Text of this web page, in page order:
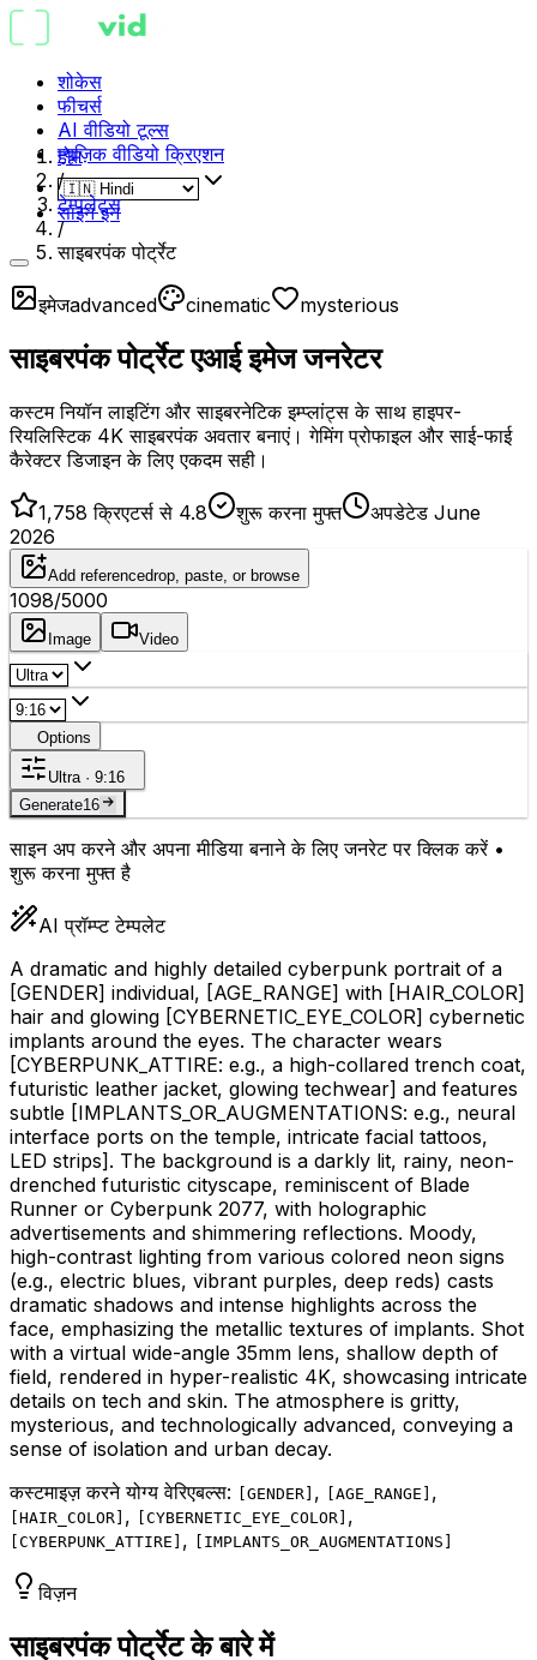
शोकेस
फीचर्स
AI वीडियो टूल्स
म्यूज़िक वीडियो क्रिएशन
साइन इन
होम
/
टेम्पलेट्स
/
साइबरपंक पोर्ट्रेट
इमेजadvanced cinematic mysterious
साइबरपंक पोर्ट्रेट एआई इमेज जनरेटर
कस्टम नियॉन लाइटिंग और साइबरनेटिक इम्प्लांट्स के साथ हाइपर-
रियलिस्टिक 4K साइबरपंक अवतार बनाएं। गेमिंग प्रोफाइल और साई-फाई
कैरेक्टर डिजाइन के लिए एकदम सही।
1,758 क्रिएटर्स से 4.8 शुरू करना मुफ्त
अपडेटेड June
2026
Add referencedrop, paste, or browse
1098/5000
Image Video
Options
Ultra · 9:16
Generate16
साइन अप करने और अपना मीडिया बनाने के लिए जनरेट पर क्लिक करें •
शुरू करना मुफ्त है
AI प्रॉम्प्ट टेम्पलेट
A dramatic and highly detailed cyberpunk portrait of a
[GENDER] individual, [AGE_RANGE] with [HAIR_COLOR]
hair and glowing [CYBERNETIC_EYE_COLOR] cybernetic
implants around the eyes. The character wears
[CYBERPUNK_ATTIRE: e.g., a high-collared trench coat,
futuristic leather jacket, glowing techwear] and features
subtle [IMPLANTS_OR_AUGMENTATIONS: e.g., neural
interface ports on the temple, intricate facial tattoos,
LED strips]. The background is a darkly lit, rainy, neon-
drenched futuristic cityscape, reminiscent of Blade
Runner or Cyberpunk 2077, with holographic
advertisements and shimmering reflections. Moody,
high-contrast lighting from various colored neon signs
(e.g., electric blues, vibrant purples, deep reds) casts
dramatic shadows and intense highlights across the
face, emphasizing the metallic textures of implants. Shot
with a virtual wide-angle 35mm lens, shallow depth of
field, rendered in hyper-realistic 4K, showcasing intricate
details on tech and skin. The atmosphere is gritty,
mysterious, and technologically advanced, conveying a
sense of isolation and urban decay.
कस्टमाइज़ करने योग्य वेरिएबल्स:
GENDER , AGE_RANGE ,
HAIR_COLOR , CYBERNETIC_EYE_COLOR ,
CYBERPUNK_ATTIRE , IMPLANTS_OR_AUGMENTATIONS
विज़न
साइबरपंक पोर्ट्रेट के बारे में